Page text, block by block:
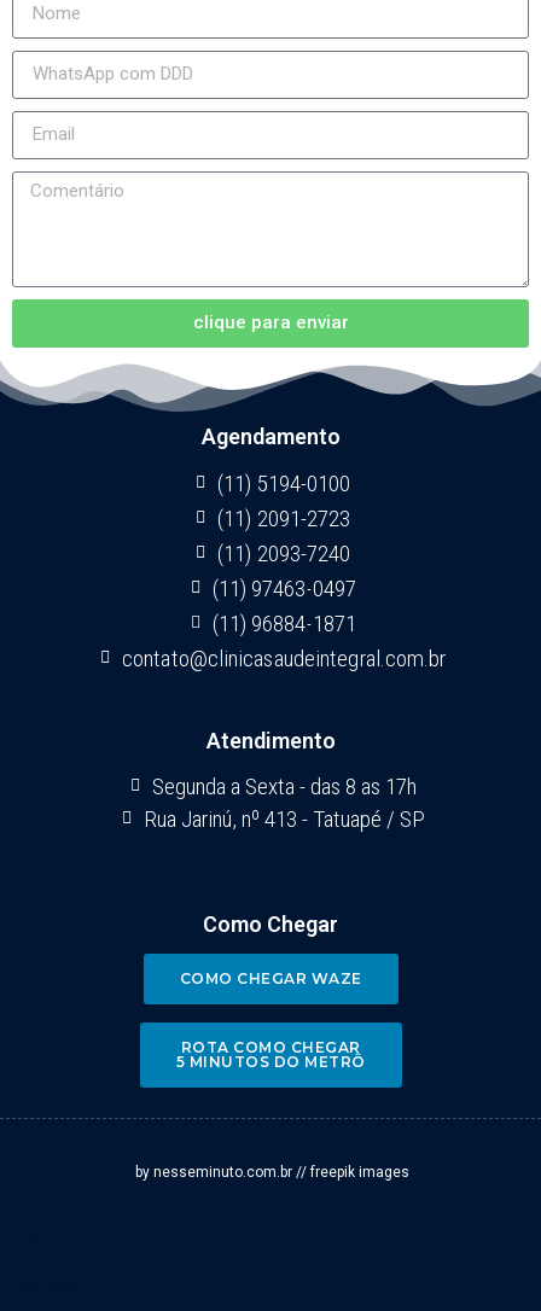
clique para enviar
Agendamento
(11) 5194-0100
(11) 2091-2723
(11) 2093-7240
(11) 97463-0497
(11) 96884-1871
contato@clinicasaudeintegral.com.br
Atendimento
Segunda a Sexta - das 8 as 17h
Rua Jarinú, nº 413 - Tatuapé / SP
Como Chegar
COMO CHEGAR WAZE
ROTA COMO CHEGAR
5 MINUTOS DO METRÔ
by nesseminuto.com.br // freepik images